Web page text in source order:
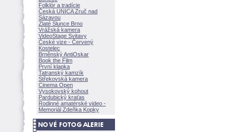
Folklór a tradície
Česká UNICA Zruč nad
Sázavou
Zlaté Slunce Brno
Vrážská kamera
VideoStage Svitavy
České vize - Červený
Kostelec
Brněnský AntiOskar
Book the Film
První klapka
Tatranský kamzík
Střekovská kamera
Cinema Open
Vysokovský kohout
Pardubický kraťas
Rodinné amatérské video -
Memoriál Zdeňka Kopky